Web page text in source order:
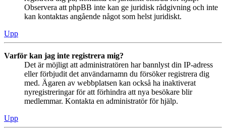
Observera att phpBB inte kan ge juridisk rådgivning och inte
kan kontaktas angående något som helst juridiskt.
Upp
Varför kan jag inte registrera mig?
Det är möjligt att administratören har bannlyst din IP-adress
eller förbjudit det användarnamn du försöker registrera dig
med. Ägaren av webbplatsen kan också ha inaktiverat
nyregistreringar för att förhindra att nya besökare blir
medlemmar. Kontakta en administratör för hjälp.
Upp